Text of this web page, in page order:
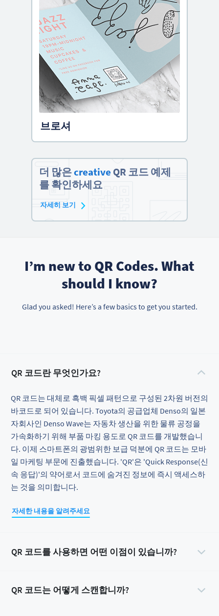
브로셔
더 많은creative QR 코드 예제
를 확인하세요
자세히 보기
I’m new to QR Codes. What
should I know?
Glad you asked! Here’s a few basics to get you started.
QR 코드란 무엇인가요?
QR 코드는 대체로 흑백 픽셀 패턴으로 구성된 2차원 버전의
바코드로 되어 있습니다. Toyota의 공급업체 Denso의 일본
자회사인 Denso Wave는 자동차 생산을 위한 물류 공정을
가속화하기 위해 부품 마킹 용도로 QR 코드를 개발했습니
다. 이제 스마트폰의 광범위한 보급 덕분에 QR 코드는 모바
일 마케팅 부문에 진출했습니다. 'QR'은 'Quick Response(신
속 응답)'의 약어로서 코드에 숨겨진 정보에 즉시 액세스하
는 것을 의미합니다.
자세한 내용을 알려주세요
QR 코드를 사용하면 어떤 이점이 있습니까?
QR 코드는 어떻게 스캔합니까?